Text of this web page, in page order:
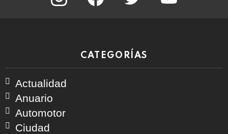
CATEGORÍAS
Actualidad
Anuario
Automotor
Ciudad